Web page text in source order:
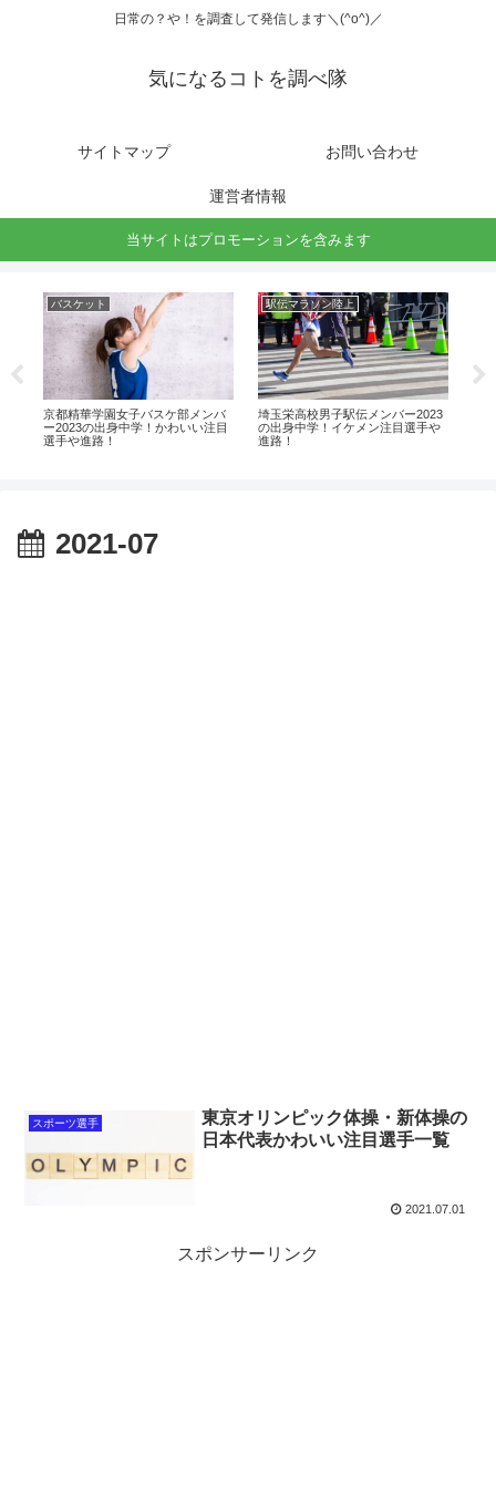
日常の？や！を調査して発信します＼(^o^)／
気になるコトを調べ隊
サイトマップ お問い合わせ
運営者情報
当サイトはプロモーションを含みます
バスケット
京都精華学園女子バスケ部メンバ
ー2023の出身中学！かわいい注目
選手や進路！
駅伝マラソン陸上
埼玉栄高校男子駅伝メンバー2023
の出身中学！イケメン注目選手や
進路！
2021-07
スポーツ選手
東京オリンピック体操・新体操の
日本代表かわいい注目選手一覧
2021.07.01
スポンサーリンク